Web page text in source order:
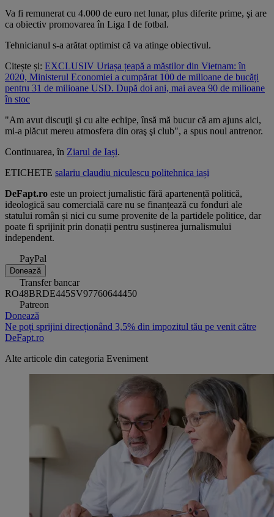
Va fi remunerat cu 4.000 de euro net lunar, plus diferite prime, şi are
ca obiectiv promovarea în Liga I de fotbal.
Tehnicianul s-a arătat optimist că va atinge obiectivul.
Citește și: EXCLUSIV Uriașa țeapă a măștilor din Vietnam: în
2020, Ministerul Economiei a cumpărat 100 de milioane de bucăți
pentru 31 de milioane USD. După doi ani, mai avea 90 de milioane
în stoc
"Am avut discuţii şi cu alte echipe, însă mă bucur că am ajuns aici,
mi-a plăcut mereu atmosfera din oraş şi club", a spus noul antrenor.
Continuarea, în Ziarul de Iași.
ETICHETE salariu claudiu niculescu politehnica iași
DeFapt.ro este un proiect jurnalistic fără apartenență politică,
ideologică sau comercială care nu se finanțează cu fonduri ale
statului român și nici cu sume provenite de la partidele politice, dar
poate fi sprijinit prin donații pentru susținerea jurnalismului
independent.
PayPal
Donează
Transfer bancar
RO48BRDE445SV97760644450
Patreon
Donează
Ne poți sprijini direcționând 3,5% din impozitul tău pe venit către
DeFapt.ro
Alte articole din categoria Eveniment